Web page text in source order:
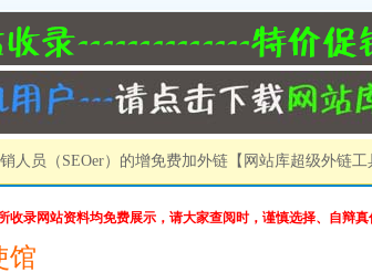
人员（SEOer）的增免费加外链 【网站库超级外链工
收录网站资料均免费展示，请大家查阅时，谨慎选择、自辩真
馆